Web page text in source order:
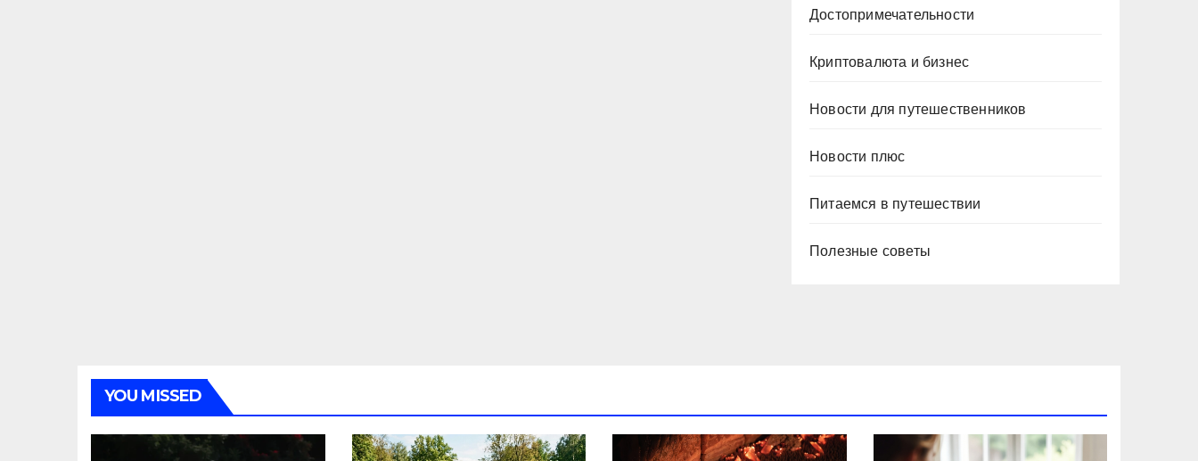
Достопримечательности
Криптовалюта и бизнес
Новости для путешественников
Новости плюс
Питаемся в путешествии
Полезные советы
YOU MISSED